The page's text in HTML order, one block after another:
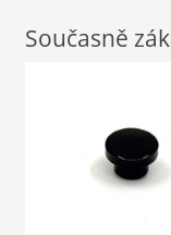
Současně